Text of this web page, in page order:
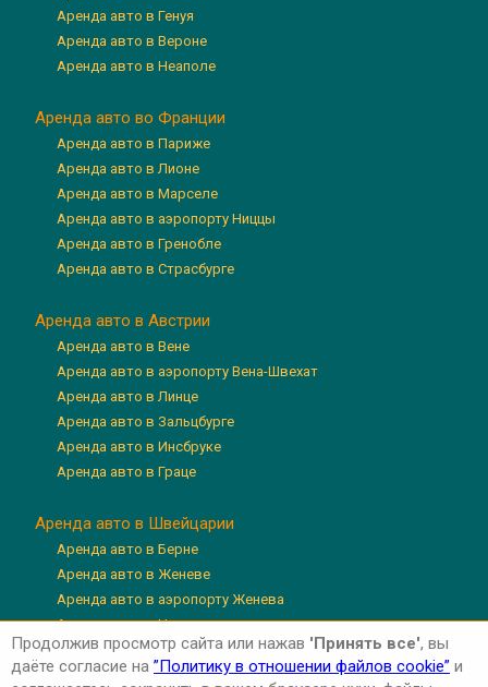
Аренда авто в Генуя
Аренда авто в Вероне
Аренда авто в Неаполе
Аренда авто во Франции
Аренда авто в Париже
Аренда авто в Лионе
Аренда авто в Марселе
Аренда авто в аэропорту Ниццы
Аренда авто в Гренобле
Аренда авто в Страсбурге
Аренда авто в Австрии
Аренда авто в Вене
Аренда авто в аэропорту Вена-Швехат
Аренда авто в Линце
Аренда авто в Зальцбурге
Аренда авто в Инсбруке
Аренда авто в Граце
Аренда авто в Швейцарии
Аренда авто в Берне
Аренда авто в Женеве
Аренда авто в аэропорту Женева
Аренда авто в Цюрихе
Аренда авто в аэропорту Цюрих
Аренда авто в Люцерне
Продолжив просмотр сайта или нажав 'Принять все', вы
даёте согласие на ”Политику в отношении файлов cookie” и